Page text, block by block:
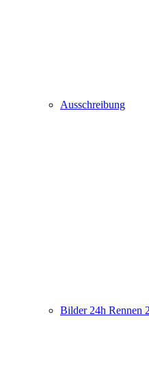
Ausschreibung
Bilder 24h Rennen